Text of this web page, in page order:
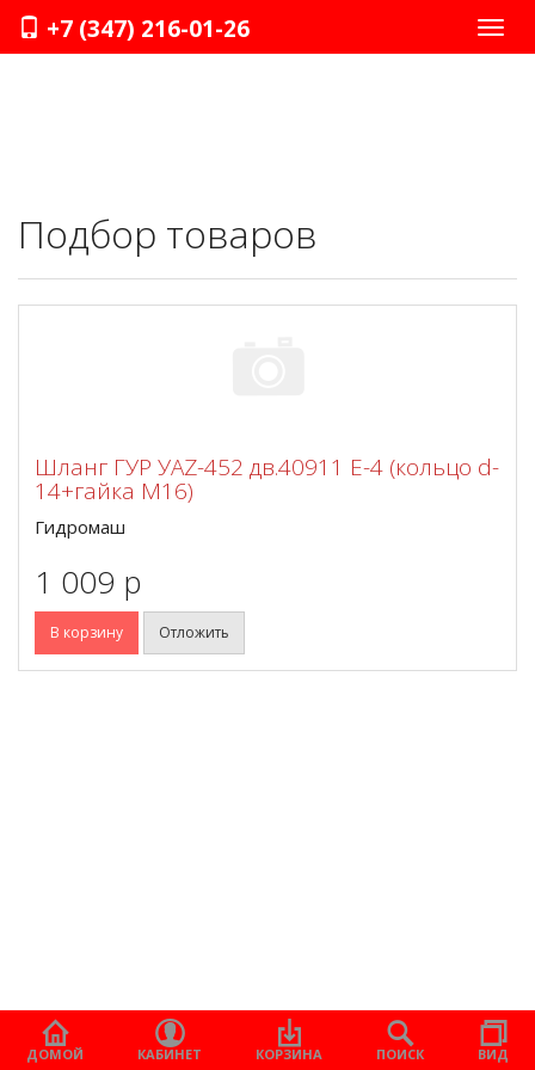
+7 (347) 216-01-26
Подбор товаров
Шланг ГУР УАZ-452 дв.40911 Е-4 (кольцо d-
14+гайка М16)
Гидромаш
1 009 p
В корзину Отложить
ДОМОЙ КАБИНЕТ КОРЗИНА ПОИСК ВИД